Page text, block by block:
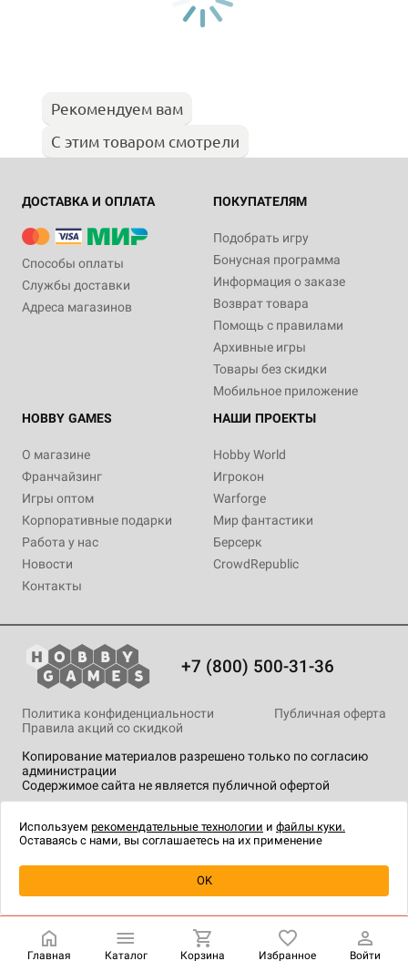
Уведомить о наличии
Рекомендуем вам
С этим товаром смотрели
ДОСТАВКА И ОПЛАТА
Способы оплаты
Службы доставки
Адреса магазинов
ПОКУПАТЕЛЯМ
Подобрать игру
Бонусная программа
Информация о заказе
Возврат товара
Помощь с правилами
Архивные игры
Товары без скидки
Мобильное приложение
HOBBY GAMES
О магазине
Франчайзинг
Игры оптом
Корпоративные подарки
Работа у нас
Новости
Контакты
НАШИ ПРОЕКТЫ
Hobby World
Игрокон
Warforge
Мир фантастики
Берсерк
CrowdRepublic
+7 (800) 500-31-36
Копирование материалов разрешено только по согласию
администрации
Содержимое сайта не является публичной офертой
Политика конфиденциальности
Публичная оферта
Правила акций со скидкой
технологии.
Главная Каталог Корзина Избранное Войти
Используем рекомендательные технологии и файлы куки.
Оставаясь с нами, вы соглашаетесь на их применение
OK